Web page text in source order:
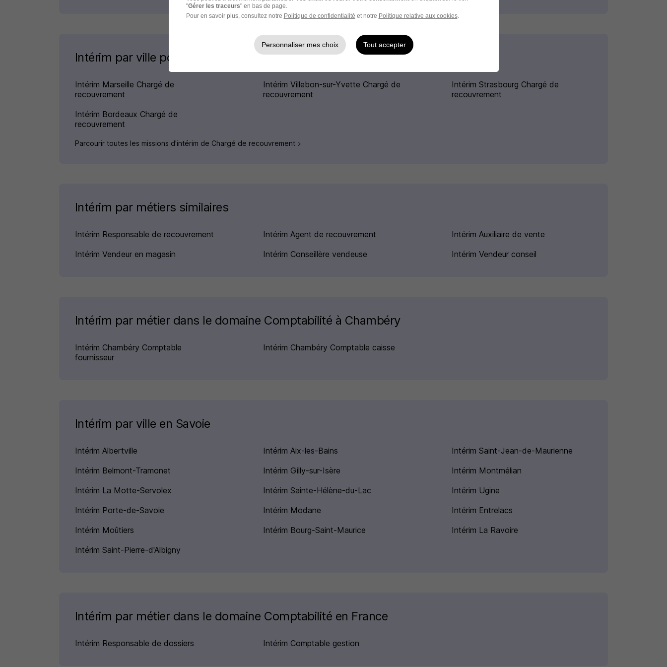
Intérim par ville pour le métier Chargé de recouvrement
Intérim Marseille Chargé de
recouvrement
Intérim Villebon-sur-Yvette Chargé de
recouvrement
Intérim Strasbourg Chargé de
recouvrement
Intérim Bordeaux Chargé de
recouvrement
Parcourir toutes les missions d'intérim de Chargé de recouvrement
Intérim par métiers similaires
Intérim Responsable de recouvrement Intérim Agent de recouvrement
Intérim Auxiliaire de vente
Intérim Vendeur en magasin
Intérim Conseillère vendeuse Intérim Vendeur conseil
Intérim par métier dans le domaine Comptabilité à Chambéry
Intérim Chambéry Comptable
fournisseur
Intérim Chambéry Comptable caisse
Intérim par ville en Savoie
Intérim Albertville Intérim Aix-les-Bains
Intérim Saint-Jean-de-Maurienne
Intérim Belmont-Tramonet
Intérim Gilly-sur-Isère
Intérim Montmélian
Intérim La Motte-Servolex
Intérim Sainte-Hélène-du-Lac
Intérim Ugine
Intérim Porte-de-Savoie
Intérim Modane
Intérim Entrelacs
Intérim Moûtiers
Intérim Bourg-Saint-Maurice
Intérim La Ravoire
Intérim Saint-Pierre-d'Albigny
Intérim par métier dans le domaine Comptabilité en France
Intérim Responsable de dossiers Intérim Comptable gestion
"Gérer les traceurs" en bas de page.
Pour en savoir plus, consultez notre Politique de confidentialité et notre Politique relative aux cookies.
Personnaliser mes choix Tout accepter